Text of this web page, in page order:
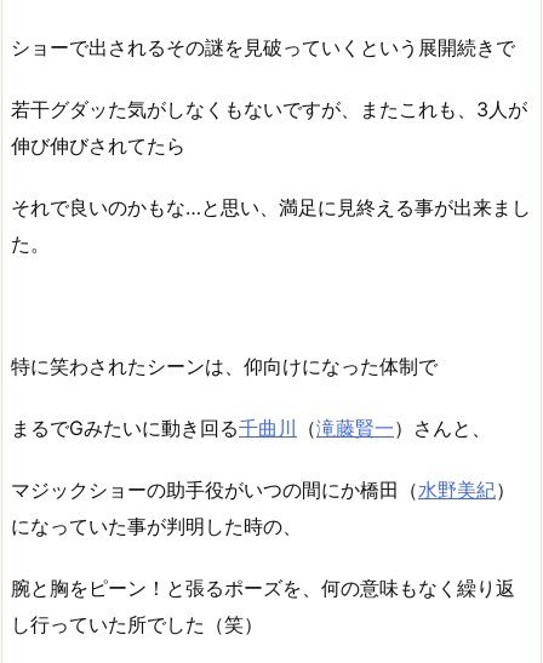
ショーで出されるその謎を見破っていくという展開続きで
若干グダッた気がしなくもないですが、またこれも、3人が
伸び伸びされてたら
それで良いのかもな…と思い、満足に見終える事が出来まし
た。
特に笑わされたシーンは、仰向けになった体制で
まるでGみたいに動き回る千曲川 （滝藤賢一）さんと、
マジックショーの助手役がいつの間にか橋田（水野美紀）
になっていた事が判明した時の、
腕と胸をピーン！と張るポーズを、何の意味もなく繰り返
し行っていた所でした（笑）